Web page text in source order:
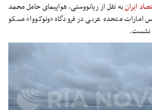
ایرانبه نقل از ریانووستی، هواپیمای حامل محمد
امارات متحده عربی در فرودگاه «ونوکووا» مسکو
نشست.